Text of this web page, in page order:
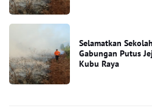
Selamatkan
Gabungan Putus
Kubu Raya